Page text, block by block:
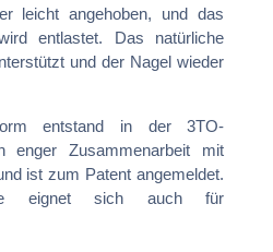
leicht angehoben, und das
entlastet. Das natürliche
und der Nagel wieder
entstand in der 3TO-
enger Zusammenarbeit mit
ist zum Patent angemeldet.
eignet sich auch für